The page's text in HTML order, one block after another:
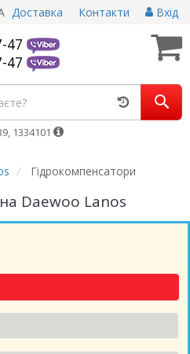
Доставка Контакти Вхід
47
47
1334101
Гідрокомпенсатори
Daewoo Lanos